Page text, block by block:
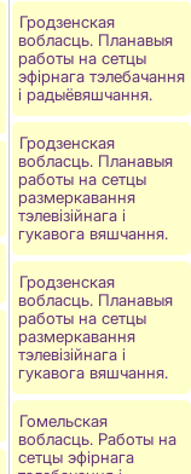
Гродзенская
вобласць. Планавыя
работы на сетцы
эфірнага тэлебачання
і радыёвяшчання.
Гродзенская
вобласць. Планавыя
работы на сетцы
размеркавання
тэлевізійнага і
гукавога вяшчання.
Гродзенская
вобласць. Планавыя
работы на сетцы
размеркавання
тэлевізійнага і
гукавога вяшчання.
Гомельская
вобласць. Работы на
сетцы эфірнага